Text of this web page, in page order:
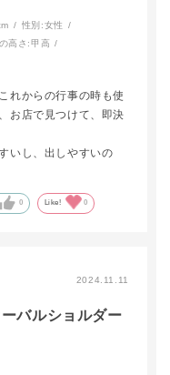
カートに入れる
性別:女性
高さ:甲高
れからの行事の時も使
お店で見つけて、即決
いし、出しやすいの
0 Like! 0
2024.11.11
バルショルダー